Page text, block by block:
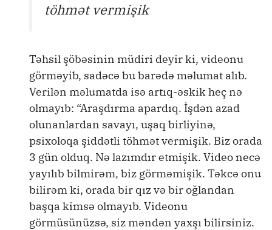
töhmət vermişik
Təhsil şöbəsinin müdiri deyir ki, videonu
görməyib, sadəcə bu barədə məlumat alıb.
Verilən məlumatda isə artıq-əskik heç nə
olmayıb: “Araşdırma apardıq. İşdən azad
olunanlardan savayı, uşaq birliyinə,
psixoloqa şiddətli töhmət vermişik. Biz orada
3 gün olduq. Nə lazımdır etmişik. Video necə
yayılıb bilmirəm, biz görməmişik. Təkcə onu
bilirəm ki, orada bir qız və bir oğlandan
başqa kimsə olmayıb. Videonu
görmüsünüzsə, siz məndən yaxşı bilirsiniz.